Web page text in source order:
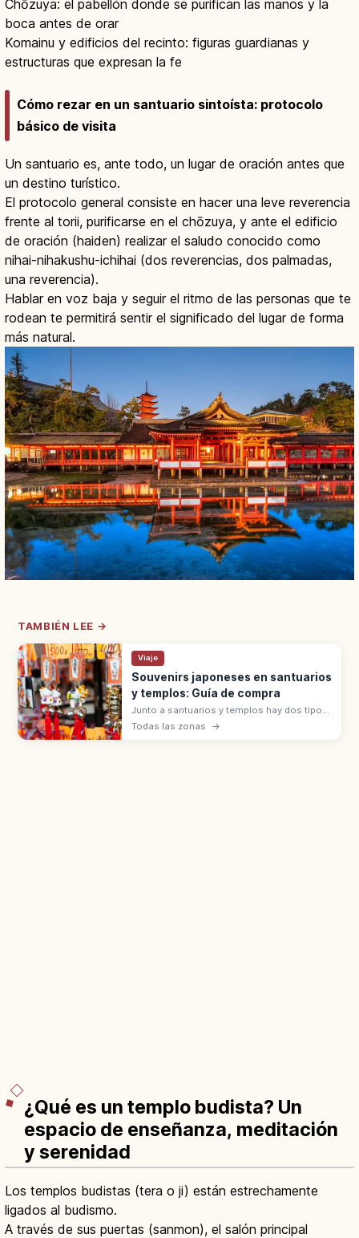
Chōzuya: el pabellón donde se purifican las manos y la
boca antes de orar
Komainu y edificios del recinto: figuras guardianas y
estructuras que expresan la fe
Cómo rezar en un santuario sintoísta: protocolo
básico de visita
Un santuario es, ante todo, un lugar de oración antes que
un destino turístico.
El protocolo general consiste en hacer una leve reverencia
frente al torii, purificarse en el chōzuya, y ante el edificio
de oración (haiden) realizar el saludo conocido como
nihai-nihakushu-ichihai (dos reverencias, dos palmadas,
una reverencia).
Hablar en voz baja y seguir el ritmo de las personas que te
rodean te permitirá sentir el significado del lugar de forma
más natural.
TAMBIÉN LEE →
Viaje
Souvenirs japoneses en santuarios
y templos: Guía de compra
Junto a santuarios y templos hay dos tipos
de souvenirs: objetos sagrados (omamori,
Todas las zonas →
¿Qué es un templo budista? Un
espacio de enseñanza, meditación
y serenidad
Los templos budistas (tera o ji) están estrechamente
ligados al budismo.
A través de sus puertas (sanmon), el salón principal